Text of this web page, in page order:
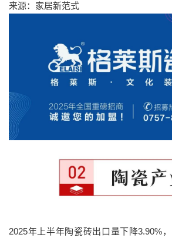
来源：家居新范式
2025年上半年陶瓷砖出口量下降3.90%